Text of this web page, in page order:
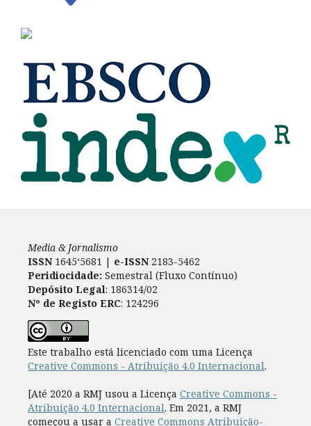
Media & Jornalismo
ISSN 1645‘5681 | e-ISSN2183-5462
Peridiocidade: Semestral (Fluxo Contínuo)
Depósito Legal: 186314/02
Nº de Registo ERC: 124296
Este trabalho está licenciado com uma Licença
Creative Commons - Atribuição 4.0 Internacional.
[Até 2020 a RMJ usou a Licença Creative Commons -
Atribuição 4.0 Internacional. Em 2021, a RMJ
começou a usar a Creative Commons Atribuição-